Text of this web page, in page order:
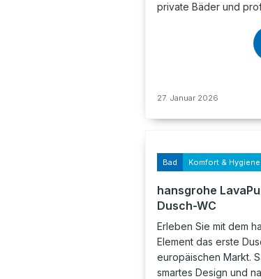
private Bäder und
27. Januar 2026
Bad Komfort & Hygiene
hansgrohe
Dusch-WC
Erleben Sie mit dem
Element das erste
europäischen Markt.
smartes Design und